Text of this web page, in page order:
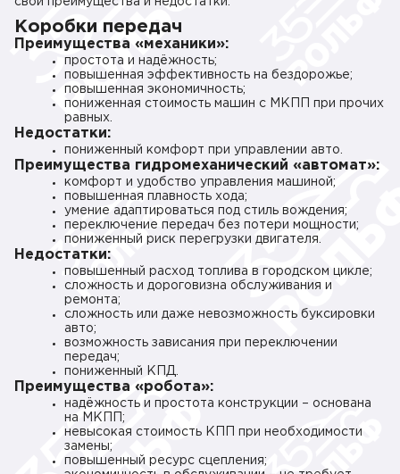
Коробки передач
Преимущества «механики»:
простота и надёжность;
повышенная эффективность на бездорожье;
повышенная экономичность;
пониженная стоимость машин с МКПП при прочих
равных.
Недостатки:
пониженный комфорт при управлении авто.
Преимущества гидромеханический «автомат»:
комфорт и удобство управления машиной;
повышенная плавность хода;
умение адаптироваться под стиль вождения;
переключение передач без потери мощности;
пониженный риск перегрузки двигателя.
Недостатки:
повышенный расход топлива в городском цикле;
сложность и дороговизна обслуживания и
ремонта;
сложность или даже невозможность буксировки
авто;
возможность зависания при переключении
передач;
пониженный КПД.
Преимущества «робота»:
надёжность и простота конструкции – основана
на МКПП;
невысокая стоимость КПП при необходимости
замены;
повышенный ресурс сцепления;